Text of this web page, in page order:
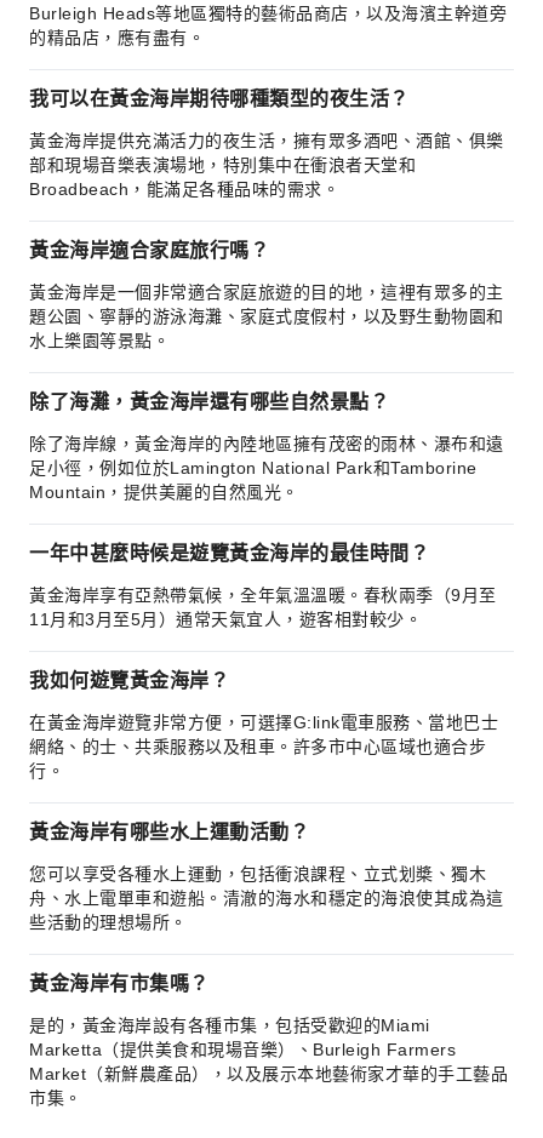
Burleigh Heads等地區獨特的藝術品商店，以及海濱主幹道旁
的精品店，應有盡有。
我可以在黃金海岸期待哪種類型的夜生活？
黃金海岸提供充滿活力的夜生活，擁有眾多酒吧、酒館、俱樂
部和現場音樂表演場地，特別集中在衝浪者天堂和
Broadbeach，能滿足各種品味的需求。
黃金海岸適合家庭旅行嗎？
黃金海岸是一個非常適合家庭旅遊的目的地，這裡有眾多的主
題公園、寧靜的游泳海灘、家庭式度假村，以及野生動物園和
水上樂園等景點。
除了海灘，黃金海岸還有哪些自然景點？
除了海岸線，黃金海岸的內陸地區擁有茂密的雨林、瀑布和遠
足小徑，例如位於Lamington National Park和Tamborine
Mountain，提供美麗的自然風光。
一年中甚麼時候是遊覽黃金海岸的最佳時間？
黃金海岸享有亞熱帶氣候，全年氣溫溫暖。春秋兩季（9月至
11月和3月至5月）通常天氣宜人，遊客相對較少。
我如何遊覽黃金海岸？
在黃金海岸遊覽非常方便，可選擇G:link電車服務、當地巴士
網絡、的士、共乘服務以及租車。許多市中心區域也適合步
行。
黃金海岸有哪些水上運動活動？
您可以享受各種水上運動，包括衝浪課程、立式划槳、獨木
舟、水上電單車和遊船。清澈的海水和穩定的海浪使其成為這
些活動的理想場所。
黃金海岸有市集嗎？
是的，黃金海岸設有各種市集，包括受歡迎的Miami
Marketta（提供美食和現場音樂）、Burleigh Farmers
Market（新鮮農產品），以及展示本地藝術家才華的手工藝品
市集。